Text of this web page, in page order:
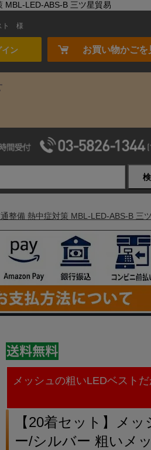
MBL-LED-ABS-B 三ツ星貿易
様
イン お買い物かごを
整備 熱中症対策 MBL-LED-ABS-B 三
メッシュの粗いLEDベストだ
【20着セット】メ
ー/シルバー 粗いメ